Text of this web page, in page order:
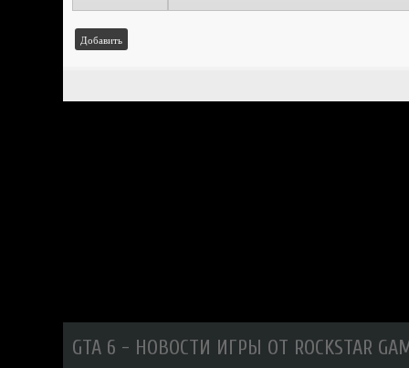
Добавить
GTA 6 - НОВОСТИ ИГРЫ ОТ ROCKSTAR